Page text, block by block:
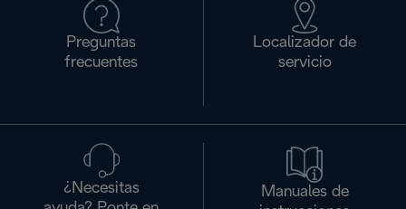
Preguntas
frecuentes
Localizador de
servicio
¿Necesitas
Manuales de